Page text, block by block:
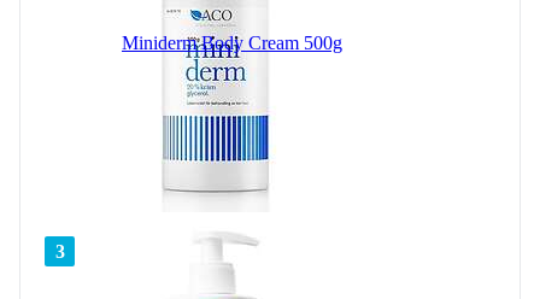
Miniderm Body Cream 500g
3